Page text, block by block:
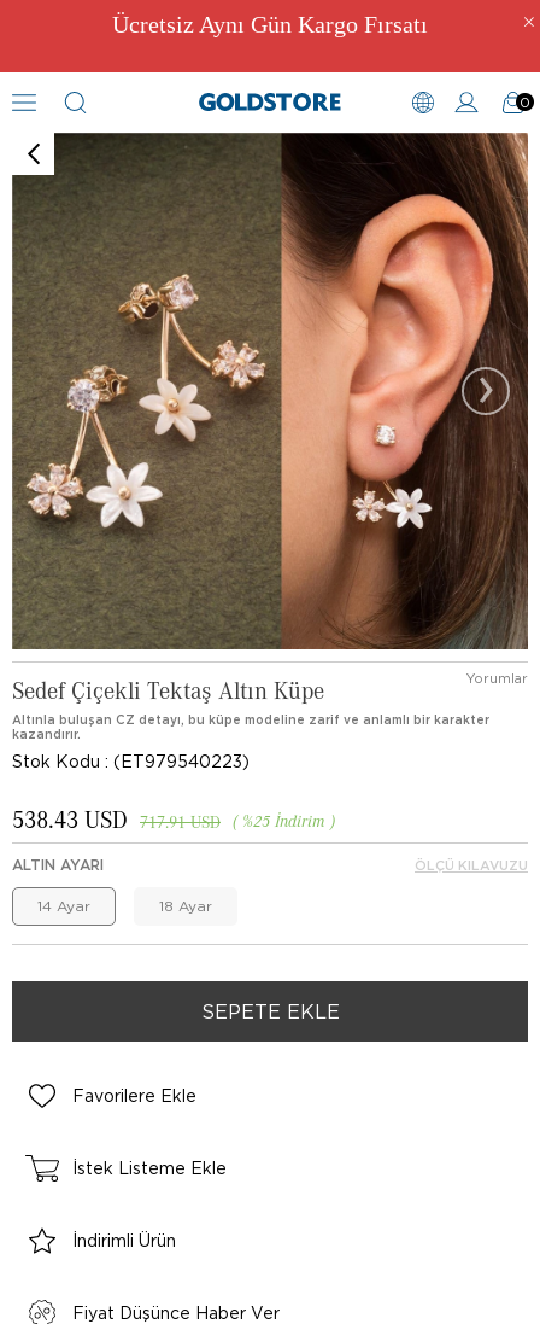
Ücretsiz Aynı Gün Kargo Fırsatı
0
Zirkon Taşlı Küpeler
›
Sedef Çiçekli Tektaş Altın Küpe Yorumlar
Altınla buluşan CZ detayı, bu küpe modeline zarif ve anlamlı bir karakter
kazandırır.
Stok Kodu (ET979540223)
%25 İndirim
717.91 USD
538.43 USD
ALTIN AYARI
14 Ayar 18 Ayar
ÖLÇÜ KILAVUZU
Favorilere Ekle
İstek Listeme Ekle
İndirimli Ürün
Fiyat Düşünce Haber Ver